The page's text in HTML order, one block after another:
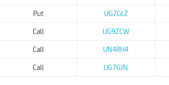
Put UG7GLZ
Call UG9ZCW
Call UN4RH4
Call UG7GJN